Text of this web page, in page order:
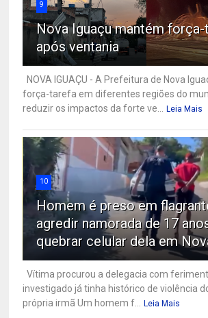
9
Nova Iguaçu mantém
após ventania
NOVA IGUAÇU - A Prefeitura de Nova
força-tarefa em diferentes regiões do
reduzir os impactos da forte ve...
Leia Mais
10
Homem é preso em
agredir namorada de 17
quebrar celular dela em
Vítima procurou a delegacia com
investigado já tinha histórico de violência
própria irmã Um homem f...
Leia Mais